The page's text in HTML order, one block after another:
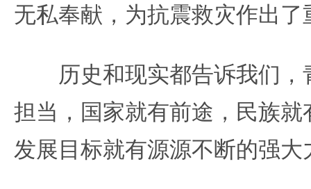
无私奉献，为抗震救灾作出了
历史和现实都告诉我们，
担当，国家就有前途，民族
发展目标就有源源不断的强大